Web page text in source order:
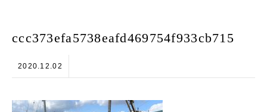
ccc373efa5738eafd469754f933cb715
2020.12.02